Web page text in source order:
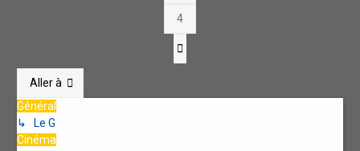
4
Aller à
Général
↳ Le G
Cinéma